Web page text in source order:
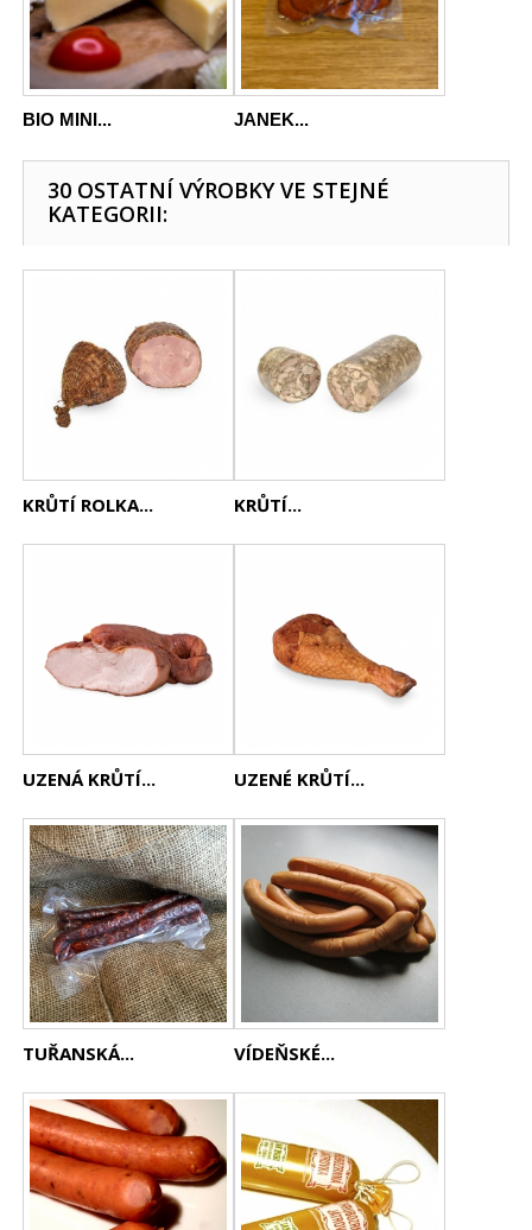
BIO MINI... JANEK...
30 OSTATNÍ VÝROBKY VE STEJNÉ
KATEGORII:
KRŮTÍ ROLKA... KRŮTÍ...
UZENÁ KRŮTÍ... UZENÉ KRŮTÍ...
TUŘANSKÁ... VÍDEŇSKÉ...